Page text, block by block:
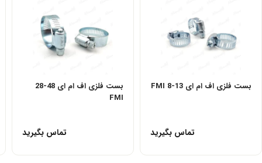
بست فلزی اف ام ای 13-8 FMI
تماس بگیرید
بست فلزی اف ام ای 48-28
FMI
تماس بگیرید